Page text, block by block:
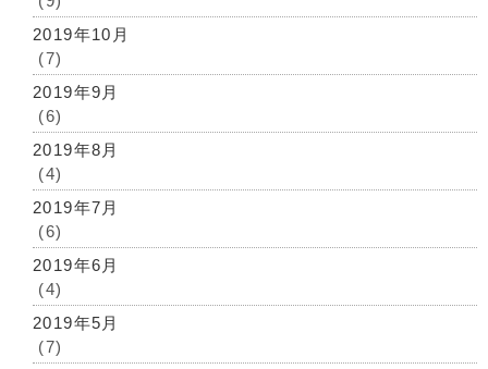
2019年10月
(7)
2019年9月
(6)
2019年8月
(4)
2019年7月
(6)
2019年6月
(4)
2019年5月
(7)